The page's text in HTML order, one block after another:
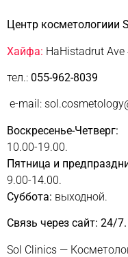
Центр косметологиии
Хайфа: HaHistadrut
тел.: 055-962-8039
e-mail:
Воскресенье-Четверг:
10.00-19.00.
Пятница и
9.00-14.00.
Суббота: выходной.
Связь через сайт: 24/7.
Sol Clinics —